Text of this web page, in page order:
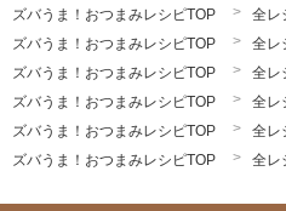
ズバうま！おつまみレシピTOP
全レ
ズバうま！おつまみレシピTOP
全レ
ズバうま！おつまみレシピTOP
全レ
ズバうま！おつまみレシピTOP
全レ
ズバうま！おつまみレシピTOP
全レ
ズバうま！おつまみレシピTOP
全レ